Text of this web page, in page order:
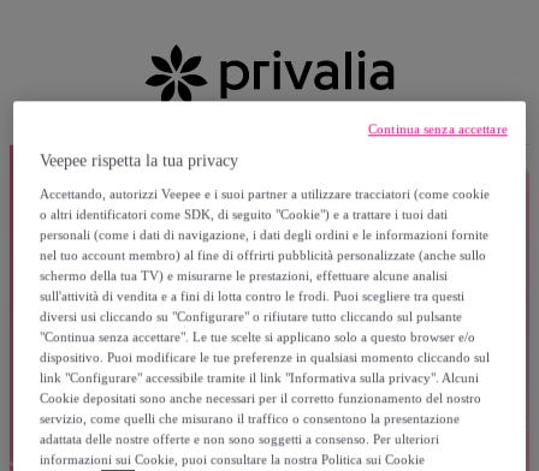
Veepee rispetta la tua privacy
Accettando, autorizzi Veepee e i suoi partner a utilizzare tracciatori (come cookie
o altri identificatori come SDK, di seguito "Cookie") e a trattare i tuoi dati
personali (come i dati di navigazione, i dati degli ordini e le informazioni fornite
nel tuo account membro) al fine di offrirti pubblicità personalizzate (anche sullo
schermo della tua TV) e misurarne le prestazioni, effettuare alcune analisi
sull'attività di vendita e a fini di lotta contro le frodi. Puoi scegliere tra questi
diversi usi cliccando su "Configurare" o rifiutare tutto cliccando sul pulsante
"Continua senza accettare". Le tue scelte si applicano solo a questo browser e/o
dispositivo. Puoi modificare le tue preferenze in qualsiasi momento cliccando sul
link "Configurare" accessibile tramite il link "Informativa sulla privacy". Alcuni
Cookie depositati sono anche necessari per il corretto funzionamento del nostro
servizio, come quelli che misurano il traffico o consentono la presentazione
adattata delle nostre offerte e non sono soggetti a consenso. Per ulteriori
informazioni sui Cookie, puoi consultare la nostra Politica sui Cookie
Continua senza accettare